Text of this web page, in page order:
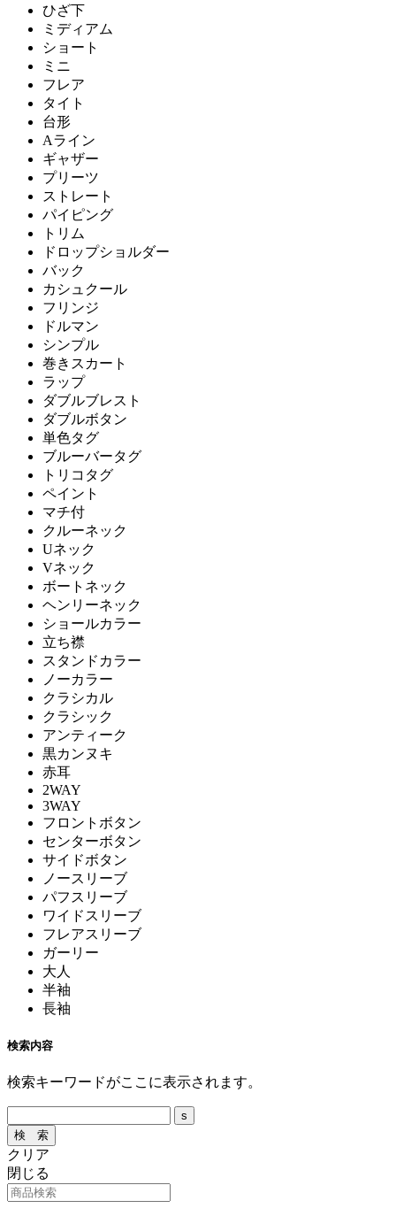
ひざ下
ミディアム
ショート
ミニ
フレア
タイト
台形
Aライン
ギャザー
プリーツ
ストレート
パイピング
トリム
ドロップショルダー
バック
カシュクール
フリンジ
ドルマン
シンプル
巻きスカート
ラップ
ダブルブレスト
ダブルボタン
単色タグ
ブルーバータグ
トリコタグ
ペイント
マチ付
クルーネック
Uネック
Vネック
ボートネック
ヘンリーネック
ショールカラー
立ち襟
スタンドカラー
ノーカラー
クラシカル
クラシック
アンティーク
黒カンヌキ
赤耳
2WAY
3WAY
フロントボタン
センターボタン
サイドボタン
ノースリーブ
パフスリーブ
ワイドスリーブ
フレアスリーブ
ガーリー
大人
半袖
長袖
検索内容
検索キーワードがここに表示されます。
クリア
閉じる